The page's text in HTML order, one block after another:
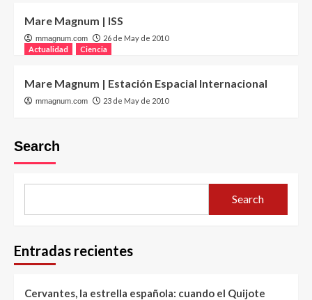
Mare Magnum | ISS
mmagnum.com
26 de May de 2010
Actualidad
Ciencia
Mare Magnum | Estación Espacial Internacional
mmagnum.com 23 de May de 2010
Search
Search
Entradas recientes
Cervantes, la estrella española: cuando el Quijote